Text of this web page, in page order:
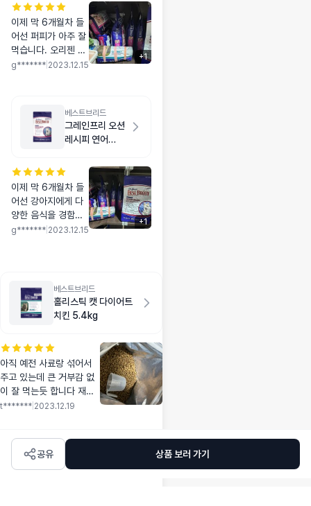
이제 막 6개월차 들
어선 퍼피가 아주 잘
먹습니다. 오리젠 퍼
피 먹이면서도 너무
름지고 딱딱해서 강
아지가 씹지않고 그
냥 후루룩 삼켰었는
피사료는 잘 씹어 먹
어요. 팬트리 가득 사
료 채워 두어서 든든
합니다.
g******* 2023.12.15
+1
베스트브리드
그레인프리 오션
레시피 연어
이제 막 6개월차 들
어선 강아지에게 다
양한 음식을 경함시
켜 주고자 주식은 퍼
행이 알레르기 반응
올라오지 않아서 변
상태 봐가면서 조금
로는 굿씨 곤충사료
를 주는데 처음엔 뱉
고 안먹더니 이제는
주면 너무 좋아해요.
g******* 2023.12.15
+1
베스트브리드
홀리스틱 캣 다이어트
치킨 5.4kg
아직 예전 사료랑 섞어서
주고 있는데 큰 거부감 없
이 잘 먹는듯 합니다 재구
매 할때 한달 리뷰 가능하
t******* 2023.12.19
공유 상품 보러 가기